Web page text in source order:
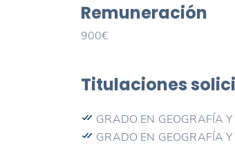
Remuneración
900€
Titulaciones
GRADO EN GEOGRAFÍA
GRADO EN GEOGRAFÍA